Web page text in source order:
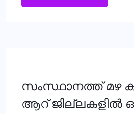
സംസ്ഥാനത്ത് മഴ
ആറ് ജില്ലകളില്‍